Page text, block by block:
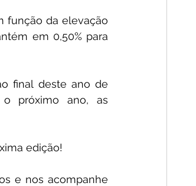
função da elevação
em 0,50% para
final deste ano de
o próximo ano, as
edição!
e nos acompanhe